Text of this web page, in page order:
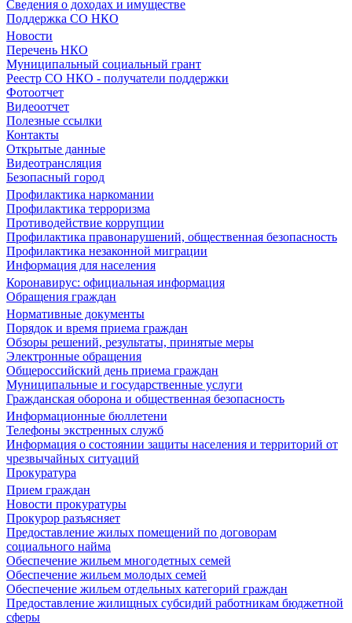
Сведения о доходах и имуществе
Поддержка СО НКО
Новости
Перечень НКО
Муниципальный социальный грант
Реестр СО НКО - получатели поддержки
Фотоотчет
Видеоотчет
Полезные ссылки
Контакты
Открытые данные
Видеотрансляция
Безопасный город
Профилактика наркомании
Профилактика терроризма
Противодействие коррупции
Профилактика правонарушений, общественная безопасность
Профилактика незаконной миграции
Информация для населения
Коронавирус: официальная информация
Обращения граждан
Нормативные документы
Порядок и время приема граждан
Обзоры решений, результаты, принятые меры
Электронные обращения
Общероссийский день приема граждан
Муниципальные и государственные услуги
Гражданская оборона и общественная безопасность
Информационные бюллетени
Телефоны экстренных служб
Информация о состоянии защиты населения и территорий от
чрезвычайных ситуаций
Прокуратура
Прием граждан
Новости прокуратуры
Прокурор разъясняет
Предоставление жилых помещений по договорам
социального найма
Обеспечение жильем многодетных семей
Обеспечение жильем молодых семей
Обеспечение жильем отдельных категорий граждан
Предоставление жилищных субсидий работникам бюджетной
сферы